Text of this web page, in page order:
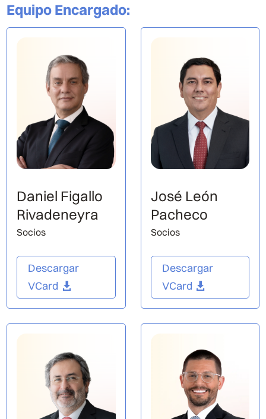
Equipo Encargado:
Daniel Figallo
Rivadeneyra
Socios
Descargar
VCard
José León
Pacheco
Socios
Descargar
VCard